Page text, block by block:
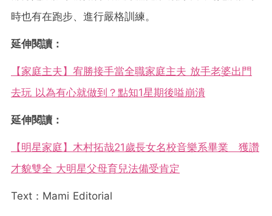
時也有在跑步、進行嚴格訓練。
延伸閱讀：
【家庭主夫】宥勝接手當全職家庭主夫 放手老婆出門
去玩 以為有心就做到？點知1星期後嗌崩潰
延伸閱讀：
【明星家庭】木村拓哉21歲長女名校音樂系畢業 獲讚
才貌雙全 大明星父母育兒法備受肯定
Text：Mami Editorial